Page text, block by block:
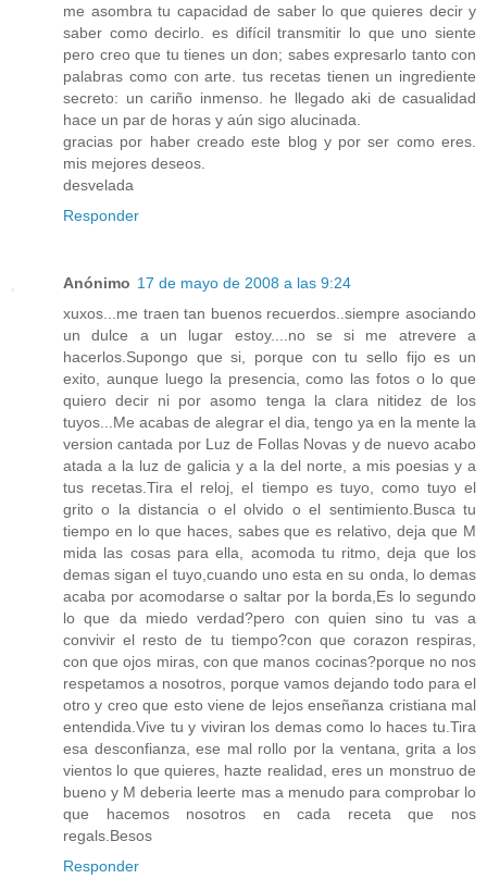
me asombra tu capacidad de saber lo que quieres decir y
saber como decirlo. es difícil transmitir lo que uno siente
pero creo que tu tienes un don; sabes expresarlo tanto con
palabras como con arte. tus recetas tienen un ingrediente
secreto: un cariño inmenso. he llegado aki de casualidad
hace un par de horas y aún sigo alucinada.
gracias por haber creado este blog y por ser como eres.
mis mejores deseos.
desvelada
Responder
Anónimo 17 de mayo de 2008 a las 9:24
xuxos...me traen tan buenos recuerdos..siempre asociando
un dulce a un lugar estoy....no se si me atrevere a
hacerlos.Supongo que si, porque con tu sello fijo es un
exito, aunque luego la presencia, como las fotos o lo que
quiero decir ni por asomo tenga la clara nitidez de los
tuyos...Me acabas de alegrar el dia, tengo ya en la mente la
version cantada por Luz de Follas Novas y de nuevo acabo
atada a la luz de galicia y a la del norte, a mis poesias y a
tus recetas.Tira el reloj, el tiempo es tuyo, como tuyo el
grito o la distancia o el olvido o el sentimiento.Busca tu
tiempo en lo que haces, sabes que es relativo, deja que M
mida las cosas para ella, acomoda tu ritmo, deja que los
demas sigan el tuyo,cuando uno esta en su onda, lo demas
acaba por acomodarse o saltar por la borda,Es lo segundo
lo que da miedo verdad?pero con quien sino tu vas a
convivir el resto de tu tiempo?con que corazon respiras,
con que ojos miras, con que manos cocinas?porque no nos
respetamos a nosotros, porque vamos dejando todo para el
otro y creo que esto viene de lejos enseñanza cristiana mal
entendida.Vive tu y viviran los demas como lo haces tu.Tira
esa desconfianza, ese mal rollo por la ventana, grita a los
vientos lo que quieres, hazte realidad, eres un monstruo de
bueno y M deberia leerte mas a menudo para comprobar lo
que hacemos nosotros en cada receta que nos
regals.Besos
Responder